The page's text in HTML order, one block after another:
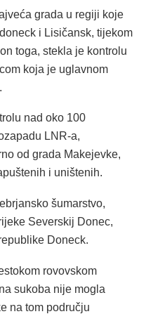
grada u regiji koje
i Lisičansk, tijekom
toga, stekla je kontrolu
koja je uglavnom
nad oko 100
LNR-a,
od grada Makejevke,
i uništenih.
šumarstvo,
Severskij Donec,
Doneck.
rovovskom
sukoba nije mogla
na tom području